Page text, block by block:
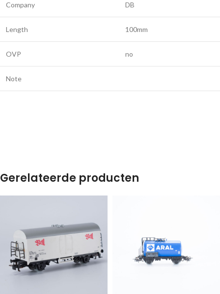
Company DB
Length 100mm
OVP no
Note
Gerelateerde producten